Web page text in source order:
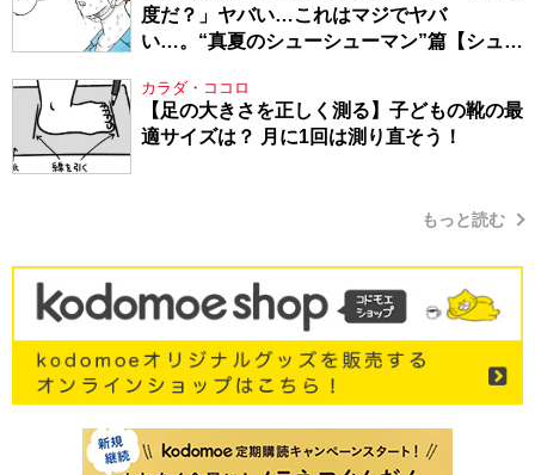
度だ？」ヤバい…これはマジでヤバ
い…。“真夏のシューシューマン”篇【シュー
カラダ・ココロ
【足の大きさを正しく測る】子どもの靴の最
適サイズは？ 月に1回は測り直そう！
もっと読む